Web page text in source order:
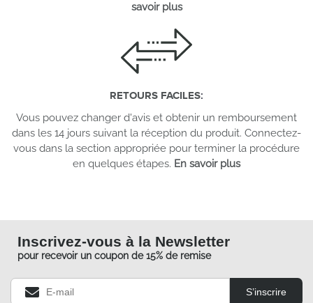
savoir plus
RETOURS FACILES:
Vous pouvez changer d'avis et obtenir un remboursement
dans les 14 jours suivant la réception du produit. Connectez-
vous dans la section appropriée pour terminer la procédure
en quelques étapes. En savoir plus
Inscrivez-vous à la Newsletter
pour recevoir un coupon de 15% de remise
S’inscrire